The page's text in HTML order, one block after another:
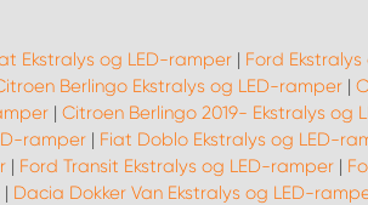
Ekstralys og LED-ramper| Ford
Berlingo Ekstralys og LED-ramper |
| Citroen Berlingo 2019- Ekstralys og
ramper| Fiat Doblo Ekstralys og LED-
| Ford Transit Ekstralys og LED-ramper |
| Dacia Dokker Van Ekstralys og LED-